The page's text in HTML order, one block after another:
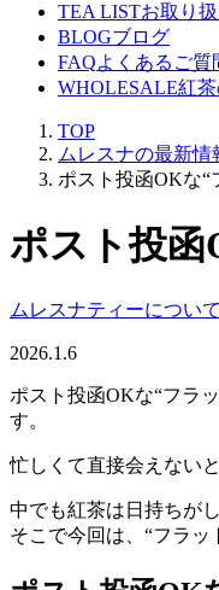
TEA LISTお取り
BLOGブログ
FAQよくあるご質
WHOLESALE紅
TOP
ムレスナの最新情
ポスト投函OKな“
ポスト投函
ムレスナティーについて
2026.1.6
ポスト投函OKな“フラ
す。
忙しくて直接会えない
中でも紅茶は日持ちが
そこで今回は、“フラッ